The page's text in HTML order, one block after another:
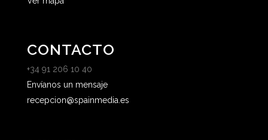
CONTACTO
+34 91 206 10 40
Envíanos un mensaje
recepcion@spainmedia.es